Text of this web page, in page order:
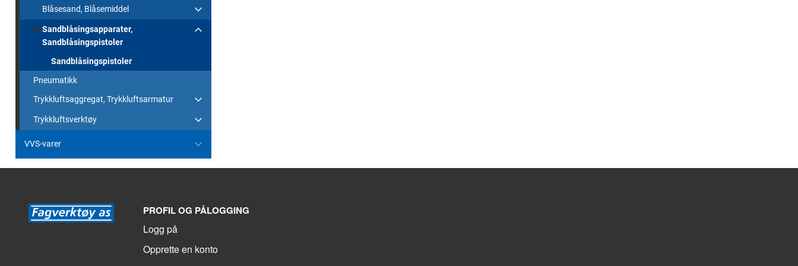
Blåsesand, Blåsemiddel
Sandblåsingsapparater,
Sandblåsingspistoler
Sandblåsingspistoler
Pneumatikk
Trykkluftsaggregat, Trykkluftsarmatur
Trykkluftsverktøy
VVS-varer
PROFIL OG PÅLOGGING
Logg på
Opprette en konto